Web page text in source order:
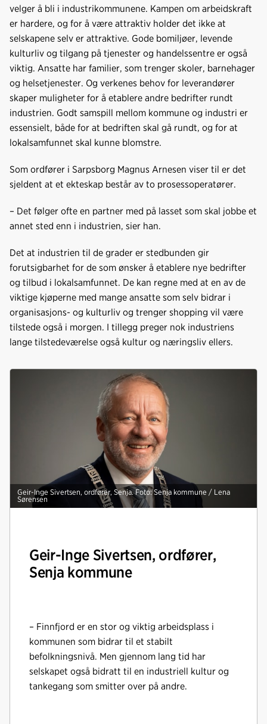
velger å bli i industrikommunene. Kampen om arbeidskraft
er hardere, og for å være attraktiv holder det ikke at
selskapene selv er attraktive. Gode bomiljøer, levende
kulturliv og tilgang på tjenester og handelssentre er også
viktig. Ansatte har familier, som trenger skoler, barnehager
og helsetjenester. Og verkenes behov for leverandører
skaper muligheter for å etablere andre bedrifter rundt
industrien. Godt samspill mellom kommune og industri er
essensielt, både for at bedriften skal gå rundt, og for at
lokalsamfunnet skal kunne blomstre.
Som ordfører i Sarpsborg Magnus Arnesen viser til er det
sjeldent at et ekteskap består av to prosessoperatører.
– Det følger ofte en partner med på lasset som skal jobbe et
annet sted enn i industrien, sier han.
Det at industrien til de grader er stedbunden gir
forutsigbarhet for de som ønsker å etablere nye bedrifter
og tilbud i lokalsamfunnet. De kan regne med at en av de
viktige kjøperne med mange ansatte som selv bidrar i
organisasjons- og kulturliv og trenger shopping vil være
tilstede også i morgen. I tillegg preger nok industriens
lange tilstedeværelse også kultur og næringsliv ellers.
Geir-Inge Sivertsen, ordfører, Senja. Foto: Senja kommune / Lena
Sørensen
Geir-Inge Sivertsen, ordfører,
Senja kommune
– Finnfjord er en stor og viktig arbeidsplass i
kommunen som bidrar til et stabilt
befolkningsnivå. Men gjennom lang tid har
selskapet også bidratt til en industriell kultur og
tankegang som smitter over på andre.